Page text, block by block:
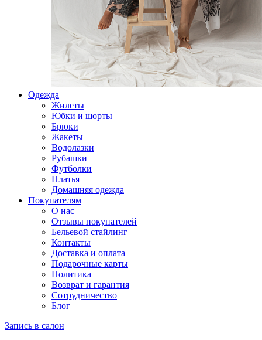
Одежда
Жилеты
Юбки и шорты
Брюки
Жакеты
Водолазки
Рубашки
Футболки
Платья
Домашняя одежда
Покупателям
О нас
Отзывы покупателей
Бельевой стайлинг
Контакты
Доставка и оплата
Подарочные карты
Политика
Возврат и гарантия
Сотрудничество
Блог
Запись в салон